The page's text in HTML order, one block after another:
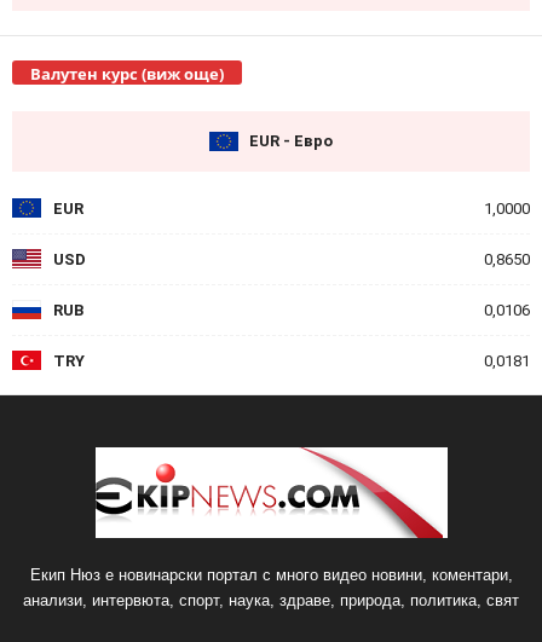
Валутен курс (виж още)
EUR - Евро
EUR 1,0000
USD 0,8650
RUB 0,0106
TRY 0,0181
Екип Нюз е новинарски портал с много видео новини, коментари,
анализи, интервюта, спорт, наука, здраве, природа, политика, свят